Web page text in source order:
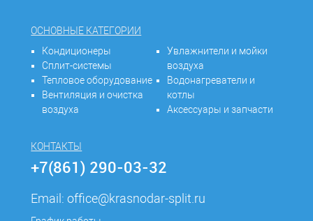
ОСНОВНЫЕ КАТЕГОРИИ
Кондиционеры
Сплит-системы
Тепловое оборудование
Вентиляция и очистка
воздуха
Увлажнители и мойки
воздуха
Водонагреватели и
котлы
Аксессуары и запчасти
КОНТАКТЫ
+7(861) 290-03-32
Email:office@krasnodar-split.ru